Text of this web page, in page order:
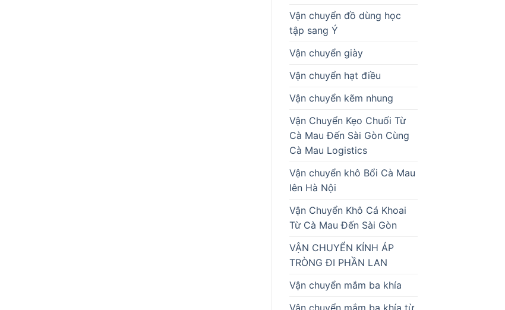
Vận chuyển đồ dùng học
tập sang Ý
Vận chuyển giày
Vận chuyển hạt điều
Vận chuyển kẽm nhung
Vận Chuyển Kẹo Chuối Từ
Cà Mau Đến Sài Gòn Cùng
Cà Mau Logistics
Vận chuyển khô Bổi Cà Mau
lên Hà Nội
Vận Chuyển Khô Cá Khoai
Từ Cà Mau Đến Sài Gòn
VẬN CHUYỂN KÍNH ÁP
TRÒNG ĐI PHẦN LAN
Vận chuyển mắm ba khía
Vận chuyển mắm ba khía từ